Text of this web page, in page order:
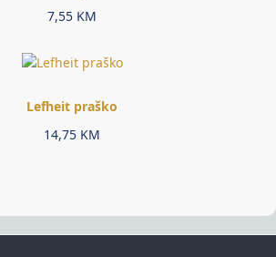
7,55 KM
Lefheit praško
14,75 KM